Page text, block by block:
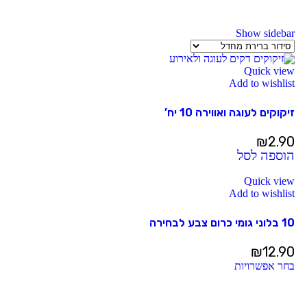
Show sidebar
Quick view
Add to wishlist
זיקוקים לעוגה ואווירה 10 יח’
₪2.90
הוספה לסל
Quick view
Add to wishlist
10 בלוני גומי כרום צבע לבחירה
₪12.90
בחר אפשרויות